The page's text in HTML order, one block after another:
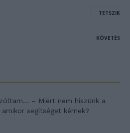
TETSZIK
KÖVETÉS
– Miért nem hiszünk a
amikor segítséget kérnek?